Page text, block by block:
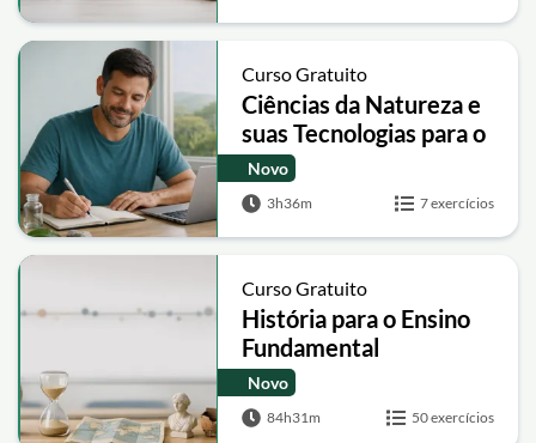
Curso Gratuito
Ciências da Natureza e
suas Tecnologias para o
EJA
Novo
3h36m 7 exercícios
Curso Gratuito
História para o Ensino
Fundamental
Novo
84h31m 50 exercícios